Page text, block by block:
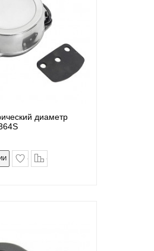
диаметр
в закладки